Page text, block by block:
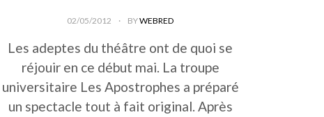
02/05/2012 BYWEBRED
Les adeptes du théâtre ont de quoi se
réjouir en ce début mai. La troupe
universitaire Les Apostrophes a préparé
un spectacle tout à fait original. Après